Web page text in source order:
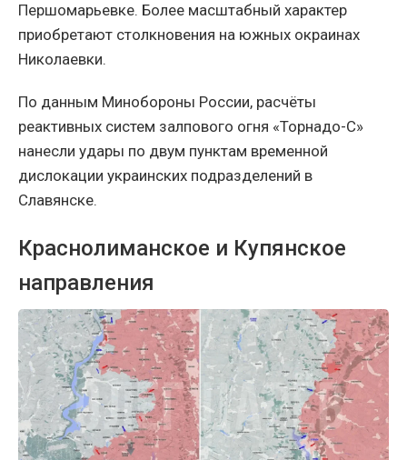
Першомарьевке. Более масштабный характер
приобретают столкновения на южных окраинах
Николаевки.
По данным Минобороны России, расчёты
реактивных систем залпового огня «Торнадо-С»
нанесли удары по двум пунктам временной
дислокации украинских подразделений в
Славянске.
Краснолиманское и Купянское
направления